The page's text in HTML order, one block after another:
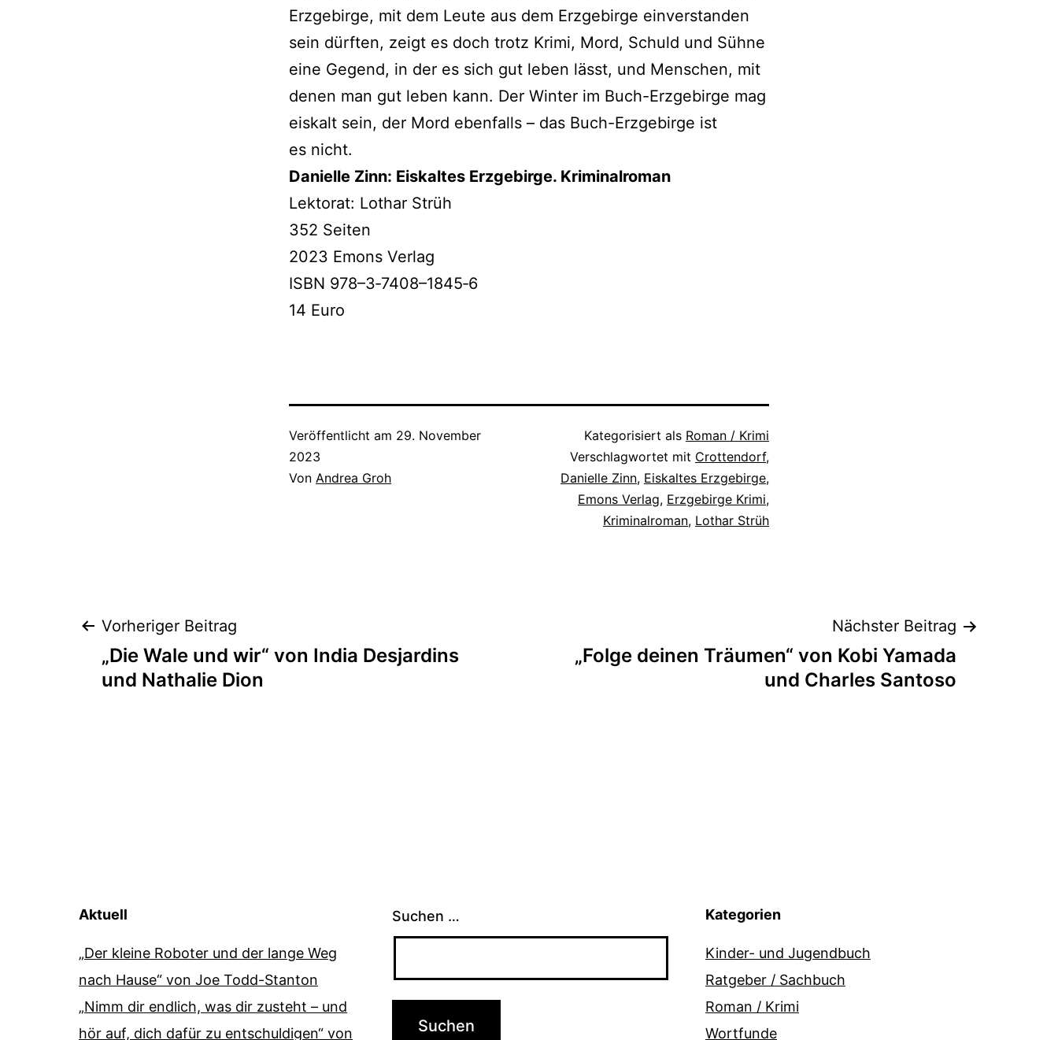
Erzgebirge, mit dem Leute aus dem Erzgebirge ein­ver­stan­den
sein dürf­ten, zeigt es doch trotz Krimi, Mord, Schuld und Sühne
eine Gegend, in der es sich gut leben lässt, und Menschen, mit
denen man gut leben kann. Der Winter im Buch-Erzgebirge mag
eis­kalt sein, der Mord eben­falls – das Buch-Erzgebirge ist
es nicht.
Danielle Zinn: Eiskaltes Erzgebirge. Kriminalroman
Lektorat: Lothar Strüh
352 Seiten
2023 Emons Verlag
ISBN 978–3‑7408–1845‑6
14 Euro
Veröffentlicht am 29. November
2023
Von Andrea Groh
Kategorisiert als Roman / Krimi
Verschlagwortet mit Crottendorf,
Danielle Zinn, Eiskaltes Erzgebirge,
Emons Verlag, Erzgebirge Krimi,
Kriminalroman, Lothar Strüh
Beitragsnavigation
Vorheriger Beitrag
„Die Wale und wir“ von India Desjardins
und Nathalie Dion
Nächster Beitrag
„Folge deinen Träumen“ von Kobi Yamada
und Charles Santoso
Aktuell
„Der kleine Roboter und der lange Weg
nach Hause“ von Joe Todd-Stanton
„Nimm dir endlich, was dir zusteht – und
hör auf, dich dafür zu entschuldigen“ von
Suchen … Kategorien
Kinder- und Jugendbuch
Ratgeber / Sachbuch
Roman / Krimi
Wortfunde